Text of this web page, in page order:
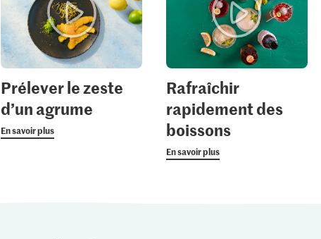
Prélever le zeste
d’un agrume
En savoir plus
Rafraîchir
rapidement des
boissons
En savoir plus